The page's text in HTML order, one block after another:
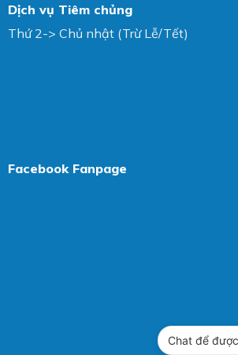
Dịch vụ Tiêm chủng
Thứ 2-> Chủ nhật (Trừ Lễ/Tết)
Facebook Fanpage